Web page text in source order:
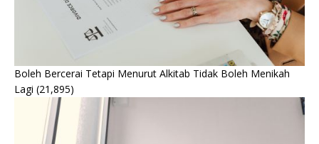
Boleh Bercerai Tetapi Menurut Alkitab Tidak Boleh Menikah
Lagi (21,895)